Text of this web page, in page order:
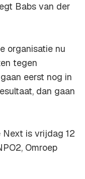
Babs van der
organisatie nu
tegen
eerst nog in
dan gaan
is vrijdag 12
Omroep